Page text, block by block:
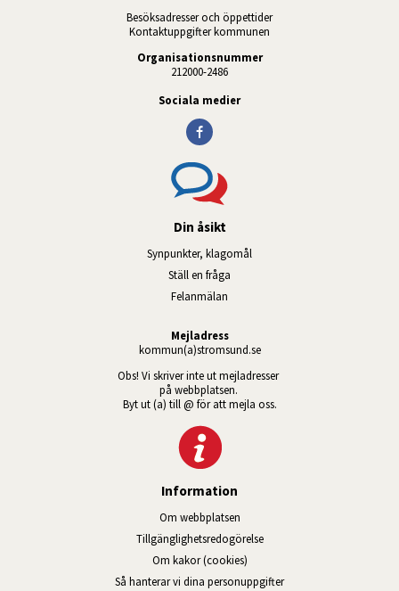
Besöksadresser och öppettider
Kontaktuppgifter kommunen
Organisationsnummer
212000-2486
Sociala medier
Din åsikt
Synpunkter, klagomål
Ställ en fråga
Felanmälan
Mejladress
kommun(a)stromsund.se
Obs! Vi skriver inte ut mejladresser
på webbplatsen.
Byt ut (a) till @ för att mejla oss.
Information
Om webbplatsen
Tillgänglig­hets­redo­görelse
Om kakor (cookies)
Så hanterar vi dina personuppgifter